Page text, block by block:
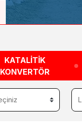
KATALİTİK
KONVERTÖR